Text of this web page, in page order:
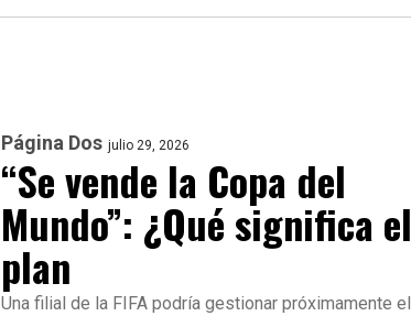
Página Dos julio 29, 2026
“Se vende la Copa del
Mundo”: ¿Qué significa el
plan
Una filial de la FIFA podría gestionar próximamente el